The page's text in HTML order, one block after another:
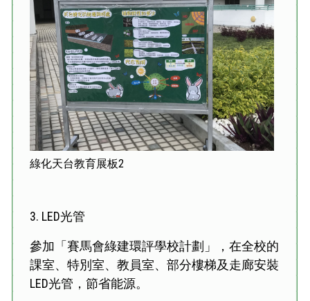
綠化天台教育展板2
3. LED光管
參加「賽馬會綠建環評學校計劃」，在全校的
課室、特別室、教員室、部分樓梯及走廊安裝
LED光管，節省能源。